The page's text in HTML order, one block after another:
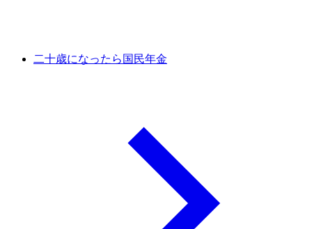
二十歳になったら国民年金